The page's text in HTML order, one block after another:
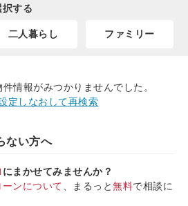
択する
二人暮らし ファミリー
情報がみつかりませんでした。
定しなおして再検索
ない方へ
にまかせてみませんか？
ーンについて 、まるっと無料で相談に